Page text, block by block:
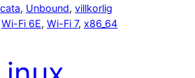
, Unbound, villkorlig
Wi-Fi 6E, Wi-Fi 7, x86_64